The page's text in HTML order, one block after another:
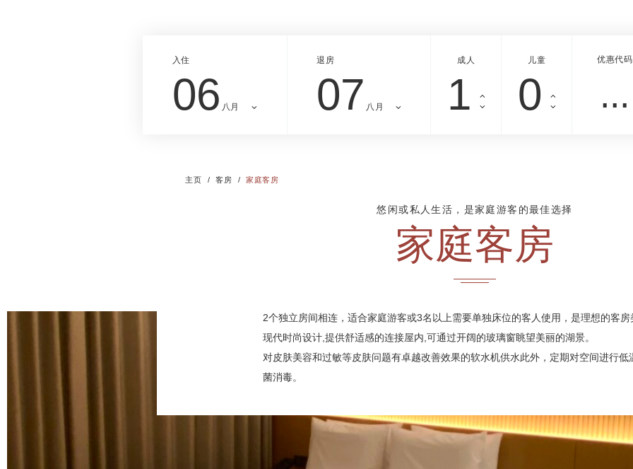
入住
06 八月
退房
07 八月
成人 儿童 优惠代码
主页 客房 家庭客房
家庭客房
悠闲或私人生活，是家庭游客的最佳选择
2个独立房间相连，适合家庭游客或3名以上需要单独床位的客人使用，是理想的客
现代时尚设计,提供舒适感的连接屋内,可通过开阔的玻璃窗眺望美丽的湖景。
对皮肤美容和过敏等皮肤问题有卓越改善效果的软水机供水此外，定期对空间进行低
菌消毒。